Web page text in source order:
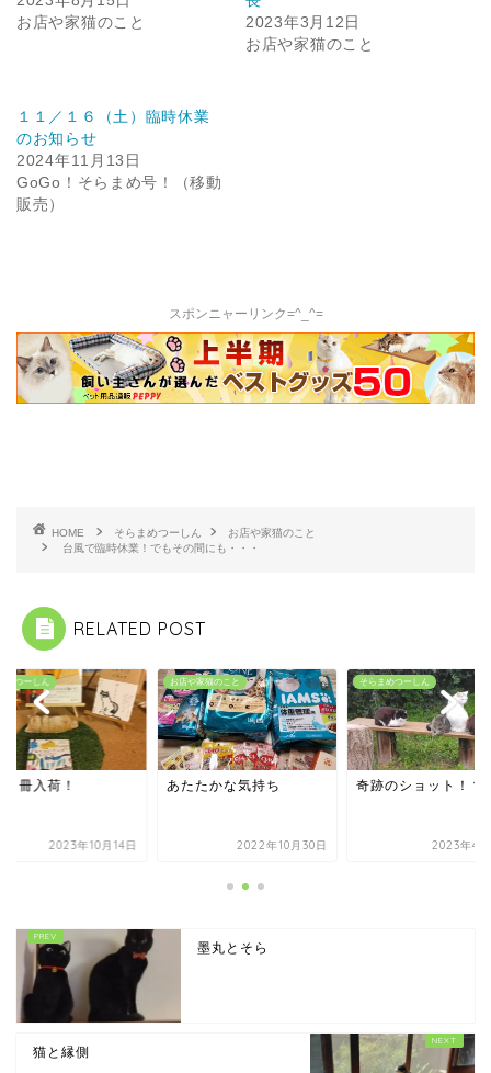
お店や家猫のこと
2023年3月12日
お店や家猫のこと
１１／１６（土）臨時休業
のお知らせ
2024年11月13日
GoGo！そらまめ号！（移動
販売）
スポンニャーリンク=^_^=
HOME そらまめつーしん
お店や家猫のこと
台風で臨時休業！でもその間にも・・・
RELATED POST
めつーしん
４冊入荷！
2023年10月14日
お店や家猫のこと
あたたかな気持ち
2022年10月30日
そらまめつーしん
奇跡のショット！？
2023年4
墨丸とそら
猫と縁側